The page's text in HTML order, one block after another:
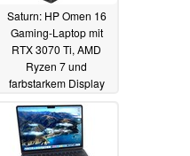
Saturn: HP Omen 16
Gaming-Laptop mit
RTX 3070 Ti, AMD
Ryzen 7 und
farbstarkem Display
günstig14.04.2024